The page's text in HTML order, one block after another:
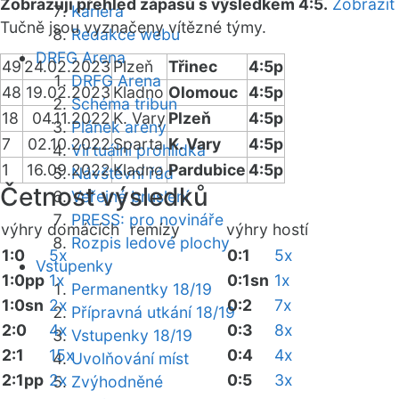
Kariéra
Redakce webu
DRFG Arena
DRFG Arena
Schéma tribun
Plánek areny
Virtuální prohlídka
Návštěvní řád
Veřejné bruslení
PRESS: pro novináře
Rozpis ledové plochy
Vstupenky
Permanentky 18/19
Přípravná utkání 18/19
Vstupenky 18/19
Uvolňování míst
Zvýhodněné
Zobrazuji přehled zápasů s výsledkem 4:5. Zobrazit
Tučně jsou vyznačeny vítězné týmy.
4924.02.2023Plzeň Třinec
4:5p
48 19.02.2023Kladno Olomouc 4:5p
18
04.11.2022K. Vary Plzeň
4:5p
7
02.10.2022Sparta K. Vary
4:5p
1
16.09.2022Kladno Pardubice4:5p
Četnost výsledků
výhry domácích remízyvýhry hostí
1:0
5x
1:0pp 1x
1:0sn 2x
2:0
4x
2:1
15x
2:1pp 2x
0:1
5x
0:1sn 1x
0:2
7x
0:3
8x
0:4
4x
0:5
3x